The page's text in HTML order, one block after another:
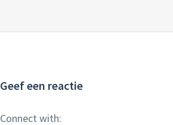
Geef een reactie
Connect with: